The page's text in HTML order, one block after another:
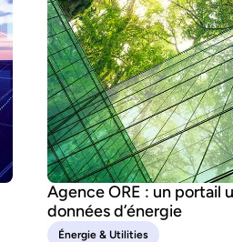
Agence ORE : un portail
données d’énergie
Énergie & Utilities